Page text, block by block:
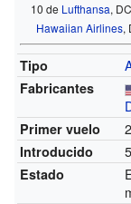
10 de Lufthansa,
Hawaiian Airlines,
Tipo
Fabricantes
Primer vuelo
Introducido
Estado